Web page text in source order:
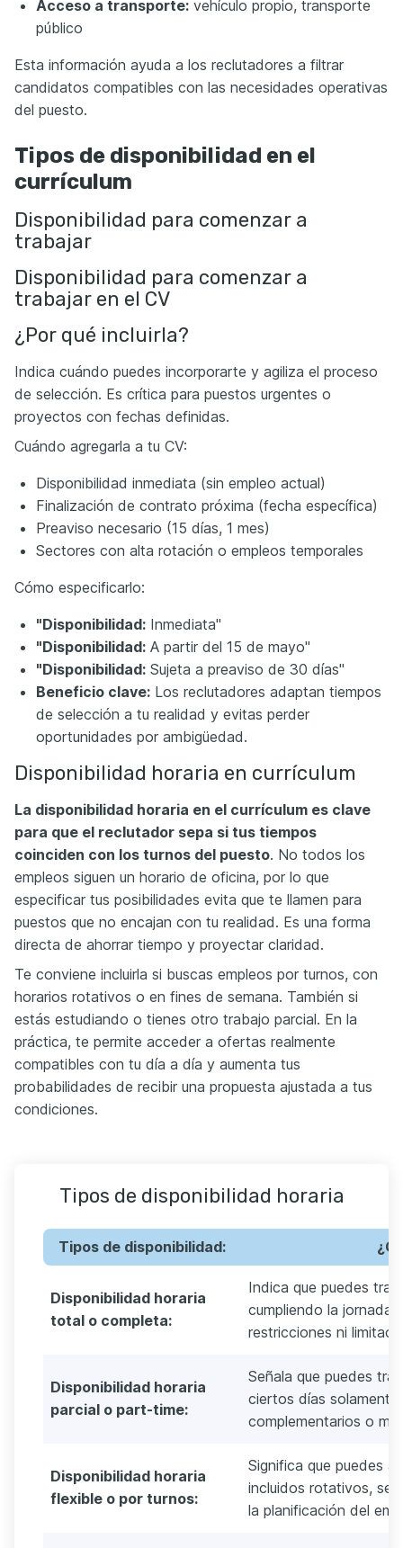
Acceso a transporte: vehículo propio, transporte
público
Esta información ayuda a los reclutadores a filtrar
candidatos compatibles con las necesidades operativas
del puesto.
Tipos de disponibilidad en el
currículum
Disponibilidad para comenzar a
trabajar
Disponibilidad para comenzar a
trabajar en el CV
¿Por qué incluirla?
Indica cuándo puedes incorporarte y agiliza el proceso
de selección. Es crítica para puestos urgentes o
proyectos con fechas definidas.
Cuándo agregarla a tu CV:
Disponibilidad inmediata (sin empleo actual)
Finalización de contrato próxima (fecha específica)
Preaviso necesario (15 días, 1 mes)
Sectores con alta rotación o empleos temporales
Cómo especificarlo:
"Disponibilidad: Inmediata"
"Disponibilidad: A partir del 15 de mayo"
"Disponibilidad: Sujeta a preaviso de 30 días"
Beneficio clave: Los reclutadores adaptan tiempos
de selección a tu realidad y evitas perder
oportunidades por ambigüedad.
Disponibilidad horaria en currículum
La disponibilidad horaria en el currículum es clave
para que el reclutador sepa si tus tiempos
coinciden con los turnos del puesto. No todos los
empleos siguen un horario de oficina, por lo que
especificar tus posibilidades evita que te llamen para
puestos que no encajan con tu realidad. Es una forma
directa de ahorrar tiempo y proyectar claridad.
Te conviene incluirla si buscas empleos por turnos, con
horarios rotativos o en fines de semana. También si
estás estudiando o tienes otro trabajo parcial. En la
práctica, te permite acceder a ofertas realmente
compatibles con tu día a día y aumenta tus
probabilidades de recibir una propuesta ajustada a tus
condiciones.
Tipos de disponibilidad horaria
Tipos de disponibilidad:
Disponibilidad horaria
total o completa:
Indica que puedes
cumpliendo la jornada
restricciones ni
Disponibilidad horaria
parcial o part-time:
Señala que puedes
ciertos días
complementarios o
Disponibilidad horaria
flexible o por turnos:
Significa que puedes
incluidos rotativos,
la planificación del